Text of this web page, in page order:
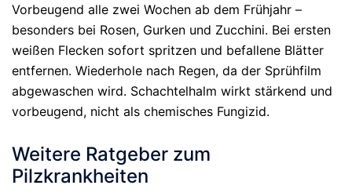
Vorbeugend alle zwei Wochen ab dem Frühjahr –
besonders bei Rosen, Gurken und Zucchini. Bei ersten
weißen Flecken sofort spritzen und befallene Blätter
entfernen. Wiederhole nach Regen, da der Sprühfilm
abgewaschen wird. Schachtelhalm wirkt stärkend und
vorbeugend, nicht als chemisches Fungizid.
Weitere Ratgeber zum
Pilzkrankheiten